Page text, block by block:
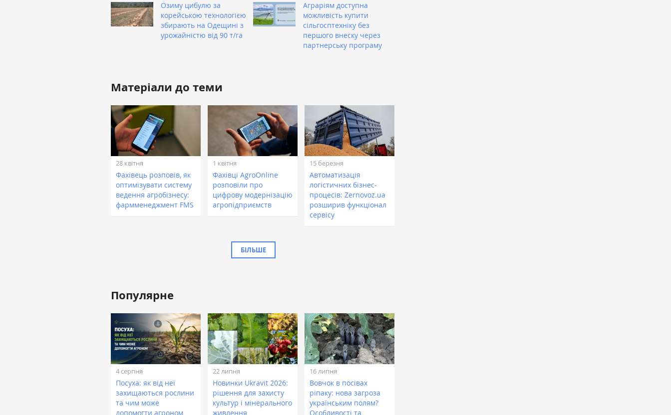
Озиму цибулю за
корейською технологією
збирають на Одещині з
урожайністю від 90 т/га
Аграріям доступна
можливість купити
сільгосптехніку без
першого внеску через
партнерську програму
Матеріали до теми
28 квітня
Фахівець розповів, як
оптимізувати систему
ведення агробізнесу:
фармменеджмент FMS
1 квітня
Фахівці AgroOnline
розповіли про
цифрову модернізацію
агропідприємств
15 березня
Автоматизація
логістичних бізнес-
процесів: Zernovoz.ua
розширив функціонал
сервісу
БІЛЬШЕ
Популярне
4 серпня
Посуха: як від неї
захищаються рослини
та чим може
допомогти агроном
22 липня
Новинки Ukravit 2026:
рішення для захисту
культур і мінерального
живлення
16 липня
Вовчок в посівах
ріпаку: нова загроза
українським полям?
Особливості та